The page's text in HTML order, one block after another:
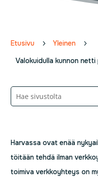
Etusivu 5 Yleinen
5
Valokuidulla kunnon
Harvassa ovat enää
töitään tehdä ilman
toimiva verkkoyhteys on